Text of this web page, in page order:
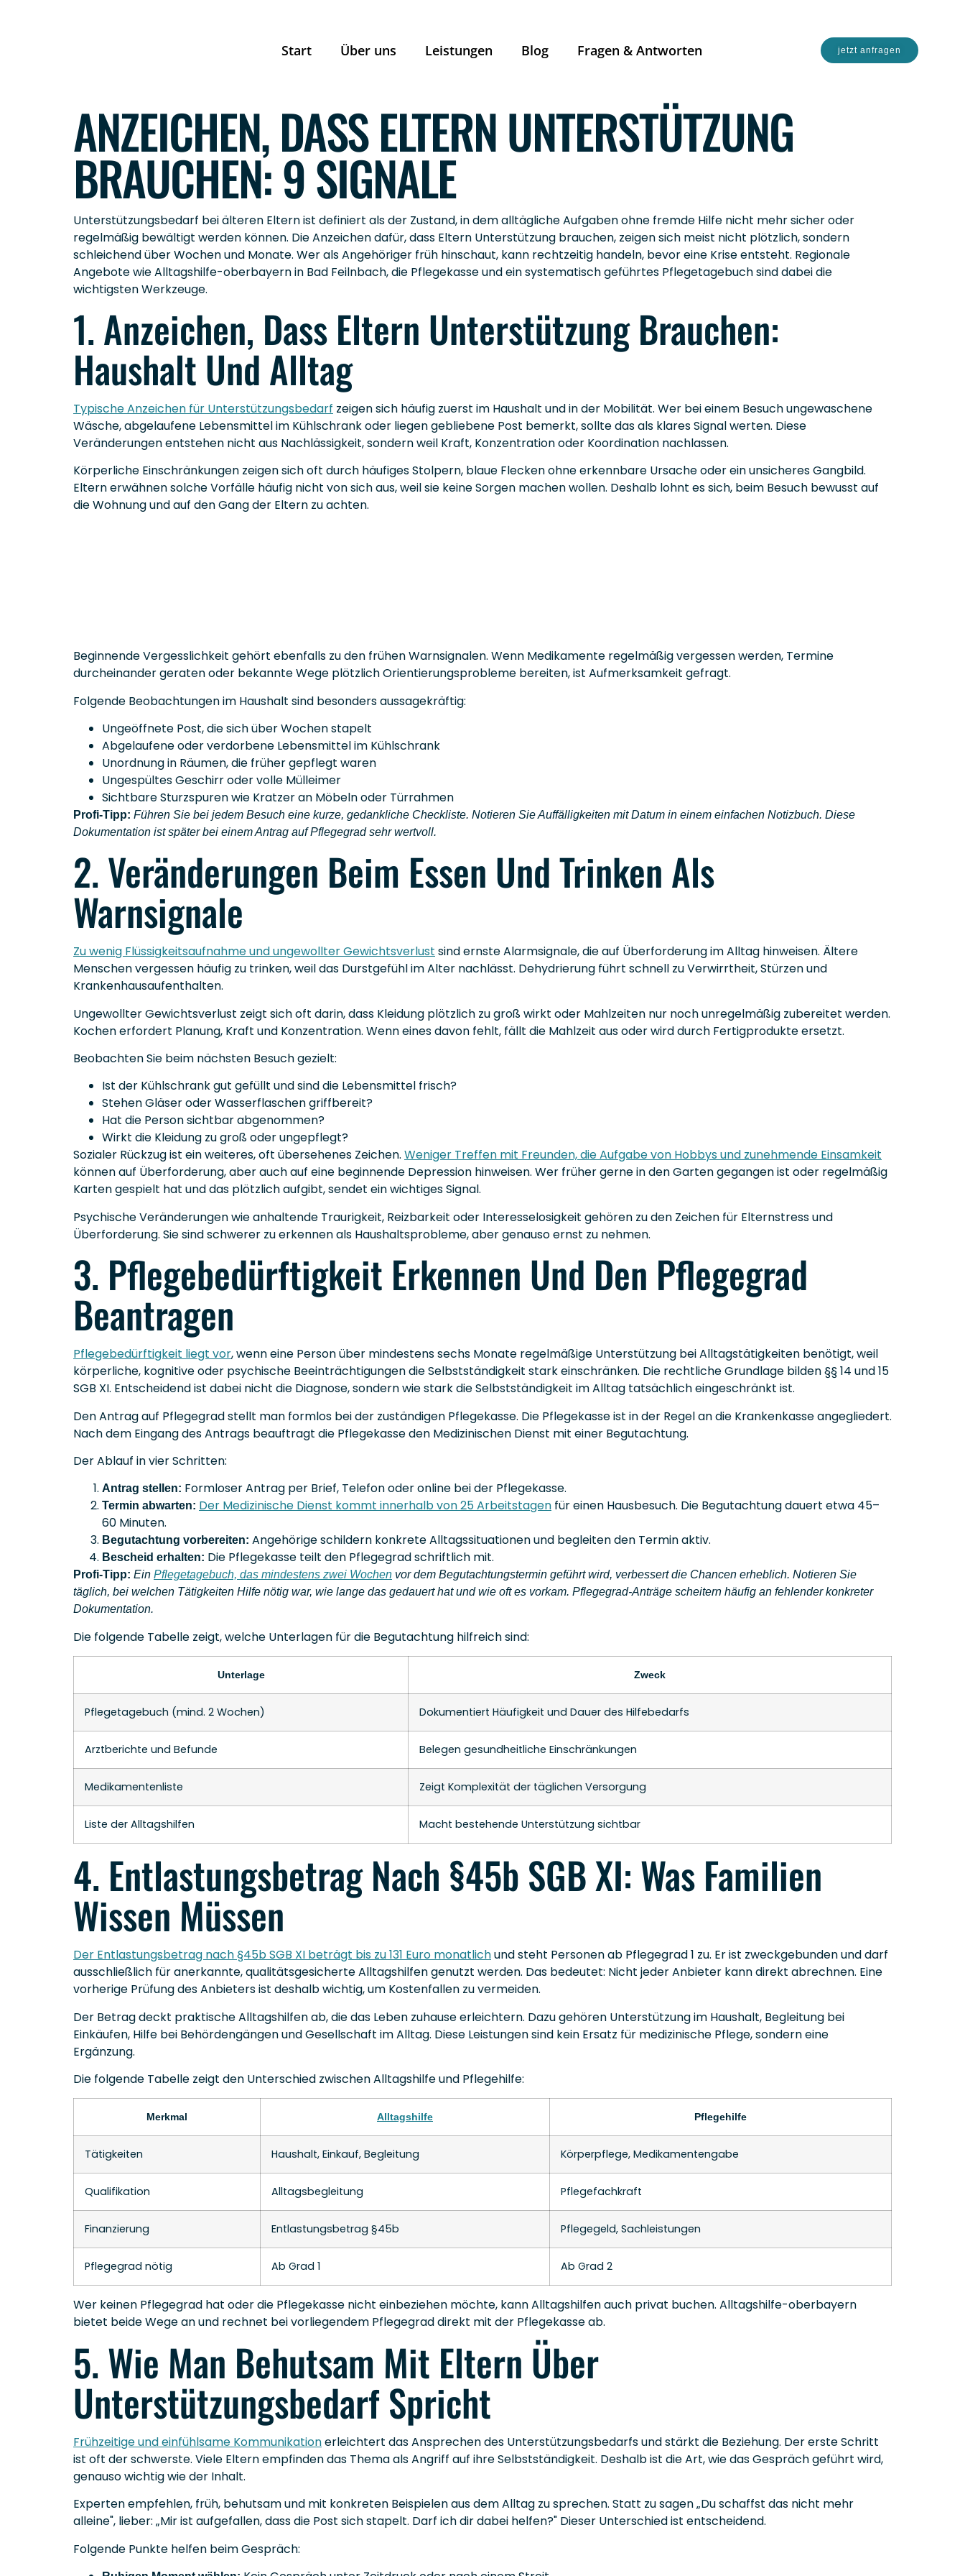
Start Über uns Leistungen Blog Fragen & Antworten jetzt anfragen
ANZEICHEN, DASS ELTERN UNTERSTÜTZUNG
BRAUCHEN: 9 SIGNALE
Unterstützungsbedarf bei älteren Eltern ist definiert als der Zustand, in dem alltägliche Aufgaben ohne fremde Hilfe nicht mehr sicher oder
regelmäßig bewältigt werden können. Die Anzeichen dafür, dass Eltern Unterstützung brauchen, zeigen sich meist nicht plötzlich, sondern
schleichend über Wochen und Monate. Wer als Angehöriger früh hinschaut, kann rechtzeitig handeln, bevor eine Krise entsteht. Regionale
Angebote wie Alltagshilfe-oberbayern in Bad Feilnbach, die Pflegekasse und ein systematisch geführtes Pflegetagebuch sind dabei die
wichtigsten Werkzeuge.
1. Anzeichen, Dass Eltern Unterstützung Brauchen:
Haushalt Und Alltag
Typische Anzeichen für Unterstützungsbedarf zeigen sich häufig zuerst im Haushalt und in der Mobilität. Wer bei einem Besuch ungewaschene
Wäsche, abgelaufene Lebensmittel im Kühlschrank oder liegen gebliebene Post bemerkt, sollte das als klares Signal werten. Diese
Veränderungen entstehen nicht aus Nachlässigkeit, sondern weil Kraft, Konzentration oder Koordination nachlassen.
Körperliche Einschränkungen zeigen sich oft durch häufiges Stolpern, blaue Flecken ohne erkennbare Ursache oder ein unsicheres Gangbild.
Eltern erwähnen solche Vorfälle häufig nicht von sich aus, weil sie keine Sorgen machen wollen. Deshalb lohnt es sich, beim Besuch bewusst auf
die Wohnung und auf den Gang der Eltern zu achten.
Beginnende Vergesslichkeit gehört ebenfalls zu den frühen Warnsignalen. Wenn Medikamente regelmäßig vergessen werden, Termine
durcheinander geraten oder bekannte Wege plötzlich Orientierungsprobleme bereiten, ist Aufmerksamkeit gefragt.
Folgende Beobachtungen im Haushalt sind besonders aussagekräftig:
Ungeöffnete Post, die sich über Wochen stapelt
Abgelaufene oder verdorbene Lebensmittel im Kühlschrank
Unordnung in Räumen, die früher gepflegt waren
Ungespültes Geschirr oder volle Mülleimer
Sichtbare Sturzspuren wie Kratzer an Möbeln oder Türrahmen
Profi-Tipp: Führen Sie bei jedem Besuch eine kurze, gedankliche Checkliste. Notieren Sie Auffälligkeiten mit Datum in einem einfachen Notizbuch. Diese
Dokumentation ist später bei einem Antrag auf Pflegegrad sehr wertvoll.
2. Veränderungen Beim Essen Und Trinken Als
Warnsignale
Zu wenig Flüssigkeitsaufnahme und ungewollter Gewichtsverlust sind ernste Alarmsignale, die auf Überforderung im Alltag hinweisen. Ältere
Menschen vergessen häufig zu trinken, weil das Durstgefühl im Alter nachlässt. Dehydrierung führt schnell zu Verwirrtheit, Stürzen und
Krankenhausaufenthalten.
Ungewollter Gewichtsverlust zeigt sich oft darin, dass Kleidung plötzlich zu groß wirkt oder Mahlzeiten nur noch unregelmäßig zubereitet werden.
Kochen erfordert Planung, Kraft und Konzentration. Wenn eines davon fehlt, fällt die Mahlzeit aus oder wird durch Fertigprodukte ersetzt.
Beobachten Sie beim nächsten Besuch gezielt:
Ist der Kühlschrank gut gefüllt und sind die Lebensmittel frisch?
Stehen Gläser oder Wasserflaschen griffbereit?
Hat die Person sichtbar abgenommen?
Wirkt die Kleidung zu groß oder ungepflegt?
Sozialer Rückzug ist ein weiteres, oft übersehenes Zeichen. Weniger Treffen mit Freunden, die Aufgabe von Hobbys und zunehmende Einsamkeit
können auf Überforderung, aber auch auf eine beginnende Depression hinweisen. Wer früher gerne in den Garten gegangen ist oder regelmäßig
Karten gespielt hat und das plötzlich aufgibt, sendet ein wichtiges Signal.
Psychische Veränderungen wie anhaltende Traurigkeit, Reizbarkeit oder Interesselosigkeit gehören zu den Zeichen für Elternstress und
Überforderung. Sie sind schwerer zu erkennen als Haushaltsprobleme, aber genauso ernst zu nehmen.
3. Pflegebedürftigkeit Erkennen Und Den Pflegegrad
Beantragen
Pflegebedürftigkeit liegt vor, wenn eine Person über mindestens sechs Monate regelmäßige Unterstützung bei Alltagstätigkeiten benötigt, weil
körperliche, kognitive oder psychische Beeinträchtigungen die Selbstständigkeit stark einschränken. Die rechtliche Grundlage bilden §§ 14 und 15
SGB XI. Entscheidend ist dabei nicht die Diagnose, sondern wie stark die Selbstständigkeit im Alltag tatsächlich eingeschränkt ist.
Den Antrag auf Pflegegrad stellt man formlos bei der zuständigen Pflegekasse. Die Pflegekasse ist in der Regel an die Krankenkasse angegliedert.
Nach dem Eingang des Antrags beauftragt die Pflegekasse den Medizinischen Dienst mit einer Begutachtung.
Der Ablauf in vier Schritten:
Antrag stellen: Formloser Antrag per Brief, Telefon oder online bei der Pflegekasse.
Termin abwarten: Der Medizinische Dienst kommt innerhalb von 25 Arbeitstagen für einen Hausbesuch. Die Begutachtung dauert etwa 45–
60 Minuten.
Begutachtung vorbereiten: Angehörige schildern konkrete Alltagssituationen und begleiten den Termin aktiv.
Bescheid erhalten: Die Pflegekasse teilt den Pflegegrad schriftlich mit.
Profi-Tipp: Ein Pflegetagebuch, das mindestens zwei Wochen vor dem Begutachtungstermin geführt wird, verbessert die Chancen erheblich. Notieren Sie
täglich, bei welchen Tätigkeiten Hilfe nötig war, wie lange das gedauert hat und wie oft es vorkam. Pflegegrad-Anträge scheitern häufig an fehlender konkreter
Dokumentation.
Die folgende Tabelle zeigt, welche Unterlagen für die Begutachtung hilfreich sind:
Unterlage Zweck
Pflegetagebuch (mind. 2 Wochen) Dokumentiert Häufigkeit und Dauer des Hilfebedarfs
Arztberichte und Befunde Belegen gesundheitliche Einschränkungen
Medikamentenliste Zeigt Komplexität der täglichen Versorgung
Liste der Alltagshilfen Macht bestehende Unterstützung sichtbar
4. Entlastungsbetrag Nach §45b SGB XI: Was Familien
Wissen Müssen
Der Entlastungsbetrag nach §45b SGB XI beträgt bis zu 131 Euro monatlichund steht Personen ab Pflegegrad 1 zu. Er ist zweckgebunden und darf
ausschließlich für anerkannte, qualitätsgesicherte Alltagshilfen genutzt werden. Das bedeutet: Nicht jeder Anbieter kann direkt abrechnen. Eine
vorherige Prüfung des Anbieters ist deshalb wichtig, um Kostenfallen zu vermeiden.
Der Betrag deckt praktische Alltagshilfen ab, die das Leben zuhause erleichtern. Dazu gehören Unterstützung im Haushalt, Begleitung bei
Einkäufen, Hilfe bei Behördengängen und Gesellschaft im Alltag. Diese Leistungen sind kein Ersatz für medizinische Pflege, sondern eine
Ergänzung.
Die folgende Tabelle zeigt den Unterschied zwischen Alltagshilfe und Pflegehilfe:
Merkmal Alltagshilfe Pflegehilfe
Tätigkeiten Haushalt, Einkauf, Begleitung Körperpflege, Medikamentengabe
Qualifikation Alltagsbegleitung Pflegefachkraft
Finanzierung Entlastungsbetrag §45b Pflegegeld, Sachleistungen
Pflegegrad nötig Ab Grad 1 Ab Grad 2
Wer keinen Pflegegrad hat oder die Pflegekasse nicht einbeziehen möchte, kann Alltagshilfen auch privat buchen. Alltagshilfe-oberbayern
bietet beide Wege an und rechnet bei vorliegendem Pflegegrad direkt mit der Pflegekasse ab.
5. Wie Man Behutsam Mit Eltern Über
Unterstützungsbedarf Spricht
Frühzeitige und einfühlsame Kommunikationerleichtert das Ansprechen des Unterstützungsbedarfs und stärkt die Beziehung. Der erste Schritt
ist oft der schwerste. Viele Eltern empfinden das Thema als Angriff auf ihre Selbstständigkeit. Deshalb ist die Art, wie das Gespräch geführt wird,
genauso wichtig wie der Inhalt.
Experten empfehlen, früh, behutsam und mit konkreten Beispielen aus dem Alltag zu sprechen. Statt zu sagen „Du schaffst das nicht mehr
alleine", lieber: „Mir ist aufgefallen, dass die Post sich stapelt. Darf ich dir dabei helfen?" Dieser Unterschied ist entscheidend.
Folgende Punkte helfen beim Gespräch: